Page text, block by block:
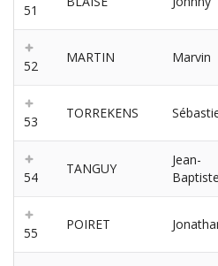
51
52
MARTIN Marvin
53
TORREKENS
54
TANGUY
Jean-
Baptiste
55
POIRET